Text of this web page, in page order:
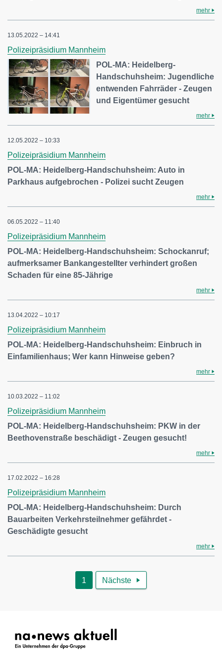
mehr
13.05.2022 – 14:41
Polizeipräsidium Mannheim
POL-MA: Heidelberg-
Handschuhsheim: Jugendliche
entwenden Fahrräder - Zeugen
und Eigentümer gesucht
mehr
12.05.2022 – 10:33
Polizeipräsidium Mannheim
POL-MA: Heidelberg-Handschuhsheim: Auto in
Parkhaus aufgebrochen - Polizei sucht Zeugen
mehr
06.05.2022 – 11:40
Polizeipräsidium Mannheim
POL-MA: Heidelberg-Handschuhsheim: Schockanruf;
aufmerksamer Bankangestellter verhindert großen
Schaden für eine 85-Jährige
mehr
13.04.2022 – 10:17
Polizeipräsidium Mannheim
POL-MA: Heidelberg-Handschuhsheim: Einbruch in
Einfamilienhaus; Wer kann Hinweise geben?
mehr
10.03.2022 – 11:02
Polizeipräsidium Mannheim
POL-MA: Heidelberg-Handschuhsheim: PKW in der
Beethovenstraße beschädigt - Zeugen gesucht!
mehr
17.02.2022 – 16:28
Polizeipräsidium Mannheim
POL-MA: Heidelberg-Handschuhsheim: Durch
Bauarbeiten Verkehrsteilnehmer gefährdet -
Geschädigte gesucht
mehr
1 Nächste 